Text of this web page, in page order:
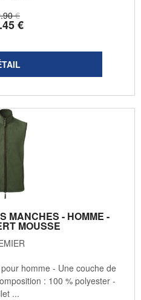
.90 €
.45€
MANCHES - HOMME -
MOUSSE
homme - Une couche de
: 100 % polyester -
...